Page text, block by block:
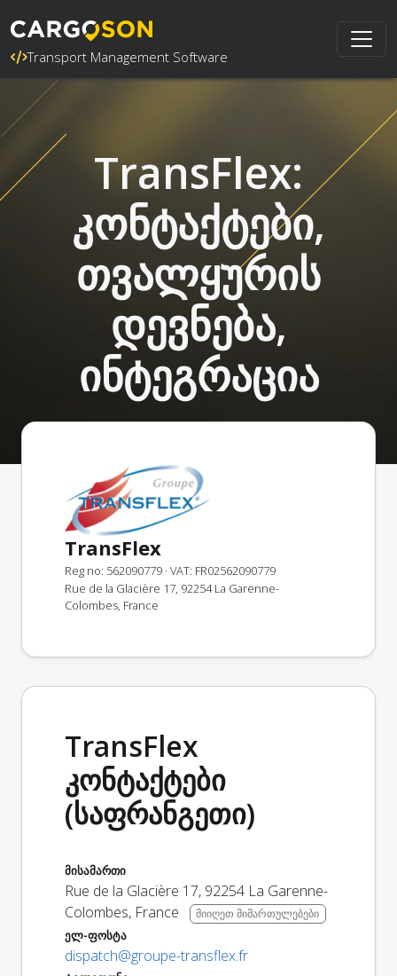
Transport Management Software
TransFlex:
კონტაქტები,
თვალყურის
დევნება,
ინტეგრაცია
TransFlex
Reg no: 562090779 · VAT: FR02562090779
Rue de la Glacière 17, 92254 La Garenne-
Colombes, France
TransFlex
კონტაქტები
(საფრანგეთი)
მისამართი
Rue de la Glacière 17, 92254 La Garenne-
Colombes, France მიიღეთ მიმართულებები
ელ-ფოსტა
dispatch@groupe-transflex.fr